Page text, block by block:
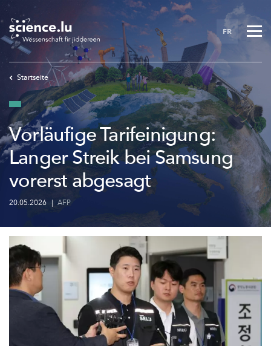
Skip
to
main
content
FR
Startseite
Vorläufige Tarifeinigung:
Langer Streik bei Samsung
vorerst abgesagt
20.05.2026 | AFP